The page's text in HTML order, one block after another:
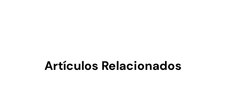
Artículos Relacionados